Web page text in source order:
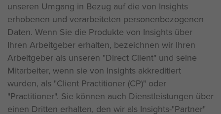
unseren Umgang in Bezug auf die von Insights
erhobenen und verarbeiteten personenbezogenen
Daten. Wenn Sie die Produkte von Insights über
Ihren Arbeitgeber erhalten, bezeichnen wir Ihren
Arbeitgeber als unseren "Direct Client" und seine
Mitarbeiter, wenn sie von Insights akkreditiert
wurden, als "Client Practitioner (CP)" oder
"Practitioner". Sie können auch Dienstleistungen über
einen Dritten erhalten, den wir als Insights-"Partner"